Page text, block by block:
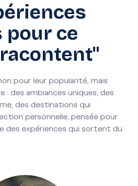
pour ce
pour leur popularité, mais
: des ambiances uniques, des
des destinations qui
personnelle, pensée pour
des expériences qui sortent du